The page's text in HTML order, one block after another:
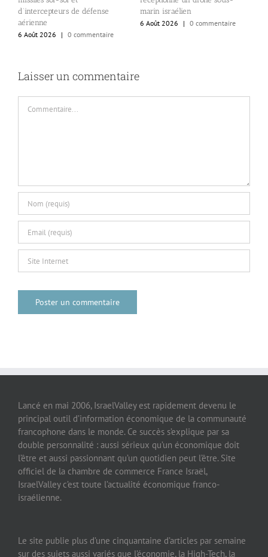
d’intercepteurs de défense
aérienne
6 Août 2026
| 0 commentaire
marin israélien
6 Août 2026
| 0 commentaire
Laisser un commentaire
Lancé en mai 2006, IsraelValley est rapidement devenu le
principal outil d’information économique de la communauté
francophone dans le monde. Ce succès s’explique par sa
double personnalité : aussi sérieux qu’un économique doit
l’être et aussi passionnant qu’un quotidien peut l’être. Site
officiel de la chambre de commerce France Israël,
IsraelValley c’est toute l’actualité économique franco-
israélienne.
Le site publie plus d’une cinquantaine d’articles par semaine
sur des sujets aussi variés que l’économie, la High-Tech, la